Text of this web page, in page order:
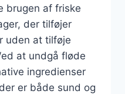
brugen af friske
der tilføjer
uden at tilføje
at undgå fløde
ingredienser
er både sund og